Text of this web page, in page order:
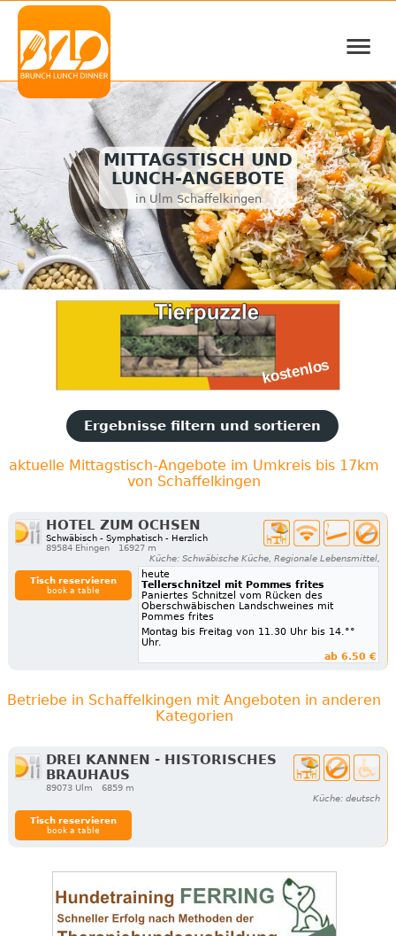
≡
MITTAGSTISCH UND
LUNCH-ANGEBOTE
in Ulm Schaffelkingen
Ergebnisse filtern und sortieren
aktuelle Mittagstisch-Angebote im Umkreis bis 17km
von Schaffelkingen
HOTEL ZUM OCHSEN
Schwäbisch - Symphatisch - Herzlich
89584 Ehingen
16927 m
Küche: Schwäbische Küche, Regionale Lebensmittel,
Tisch reservieren
book a table
heute
Tellerschnitzel mit Pommes frites
Paniertes Schnitzel vom Rücken des
Oberschwäbischen Landschweines mit
Pommes frites
Montag bis Freitag von 11.30 Uhr bis 14.°°
Uhr.
ab 6.50 €
Betriebe in Schaffelkingen mit Angeboten in anderen
Kategorien
DREI KANNEN - HISTORISCHES
BRAUHAUS
89073 Ulm
6859 m
Küche: deutsch
Tisch reservieren
book a table